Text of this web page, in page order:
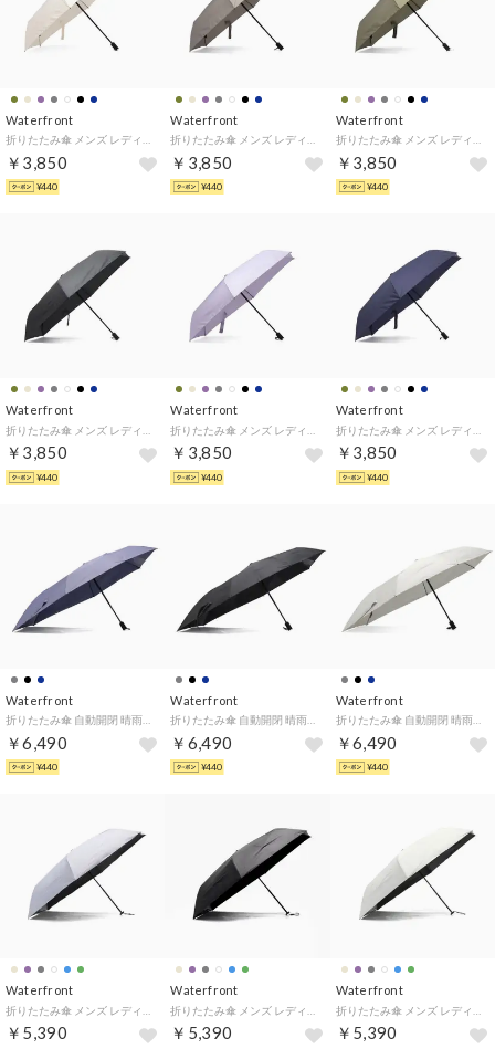
Waterfront
￥3,850
¥440
Waterfront
￥3,850
¥440
Waterfront
￥3,850
¥440
Waterfront
￥3,850
¥440
Waterfront
￥3,850
¥440
Waterfront
￥3,850
¥440
Waterfront
￥6,490
¥440
Waterfront
￥6,490
¥440
Waterfront
折りたたみ傘 自動開閉 晴雨兼用 軽量 コンパクト ブランド ワンタッチ 折りたたみ UVカット 紫外線対策 親骨55cm クイックシャット エクステンション 折 55cm U355-0887 （フェザーグレー）
￥6,490
¥440
Waterfront
￥5,390
Waterfront
￥5,390
Waterfront
￥5,390